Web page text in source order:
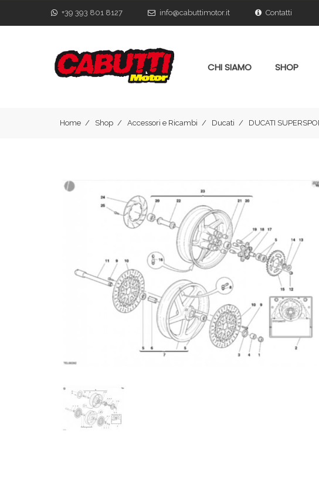
+39 393 801 8127 info@cabuttimotor.it Contatti
CHI SIAMO SHOP
Home Shop Accessori e Ricambi Ducati DUCATI